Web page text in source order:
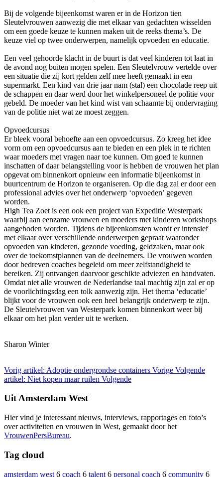
Bij de volgende bijeenkomst waren er in de Horizon tien
Sleutelvrouwen aanwezig die met elkaar van gedachten wisselden
om een goede keuze te kunnen maken uit de reeks thema’s. De
keuze viel op twee onderwerpen, namelijk opvoeden en educatie.
Een veel gehoorde klacht in de buurt is dat veel kinderen tot laat in
de avond nog buiten mogen spelen. Een Sleutelvrouw vertelde over
een situatie die zij kort gelden zelf mee heeft gemaakt in een
supermarkt. Een kind van drie jaar nam (stal) een chocolade reep uit
de schappen en daar werd door het winkelpersoneel de politie voor
gebeld. De moeder van het kind wist van schaamte bij ondervraging
van de politie niet wat ze moest zeggen.
Opvoedcursus
Er bleek vooral behoefte aan een opvoedcursus. Zo kreeg het idee
vorm om een opvoedcursus aan te bieden en een plek in te richten
waar moeders met vragen naar toe kunnen. Om goed te kunnen
inschatten of daar belangstelling voor is hebben de vrouwen het plan
opgevat om binnenkort opnieuw een informatie bijeenkomst in
buurtcentrum de Horizon te organiseren. Op die dag zal er door een
professional advies over het onderwerp ‘opvoeden’ gegeven
worden.
High Tea Zoet is een ook een project van Expeditie Westerpark
waarbij aan eenzame vrouwen en moeders met kinderen workshops
aangeboden worden. Tijdens de bijeenkomsten wordt er intensief
met elkaar over verschillende onderwerpen gepraat waaronder
opvoeden van kinderen, gezonde voeding, geldzaken, maar ook
over de toekomstplannen van de deelnemers. De vrouwen worden
door bedreven coaches begeleid om meer zelfstandigheid te
bereiken. Zij ontvangen daarvoor geschikte adviezen en handvaten.
Omdat niet alle vrouwen de Nederlandse taal machtig zijn zal er op
de voorlichtingsdag een tolk aanwezig zijn. Het thema ‘educatie’
blijkt voor de vrouwen ook een heel belangrijk onderwerp te zijn.
De Sleutelvrouwen van Westerpark komen binnenkort weer bij
elkaar om het plan verder uit te werken.
Sharon Winter
Vorig artikel: Adoptie ondergrondse containers Vorige Volgende
artikel: Niet kopen maar ruilen Volgende
Uit Amsterdam West
Hier vind je interessant nieuws, interviews, rapportages en foto’s
over activiteiten en vrouwen in West, gemaakt door het
VrouwenPersBureau.
Tag cloud
amsterdam west 6 coach 6 talent 6 personal coach 6 community 6